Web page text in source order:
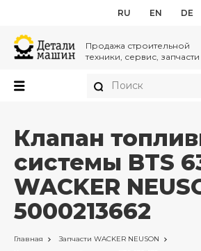
RU EN DE
Продажа строительной
техники, сервис, запчасти
Клапан
системы BTS
WACKER
5000213662
Главная Запчасти WACKER NEUSON